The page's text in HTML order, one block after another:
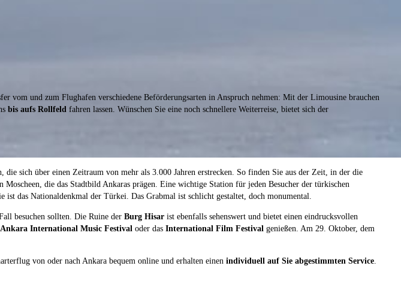
vom und zum Flughafen verschiedene Beförderungsarten in Anspruch nehmen: Mit der Limousine brauchen
bis aufs Rollfeld fahren lassen. Wünschen Sie eine noch schnellere Weiterreise, bietet sich der
sich über einen Zeitraum von mehr als 3.000 Jahren erstrecken. So finden Sie aus der Zeit, in der die
die das Stadtbild Ankaras prägen. Eine wichtige Station für jeden Besucher der türkischen
ist das Nationaldenkmal der Türkei. Das Grabmal ist schlicht gestaltet, doch monumental.
besuchen sollten. Die Ruine der Burg Hisar ist ebenfalls sehenswert und bietet einen eindrucksvollen
Ankara International Music Festival oder das International Film Festival genießen. Am 29. Oktober, dem
von oder nach Ankara bequem online und erhalten einen individuell auf Sie abgestimmten Service